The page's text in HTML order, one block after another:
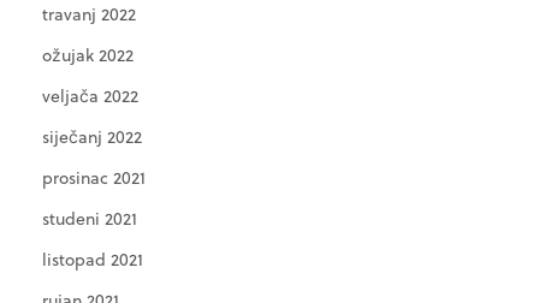
travanj 2022
ožujak 2022
veljača 2022
siječanj 2022
prosinac 2021
studeni 2021
listopad 2021